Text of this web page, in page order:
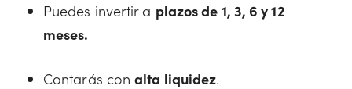
Puedes invertir a plazos de 1, 3, 6 y 12
meses.
Contarás conalta liquidez.